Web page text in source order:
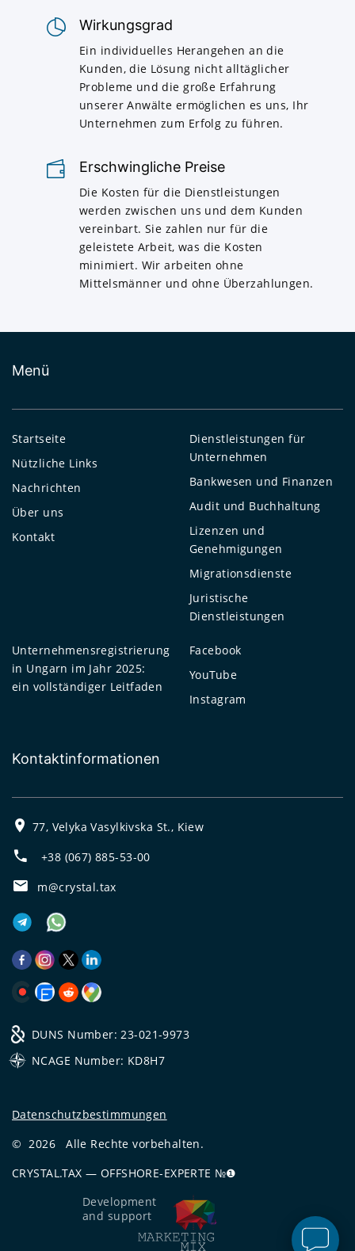
Wirkungsgrad
Ein individuelles Herangehen an die
Kunden, die Lösung nicht alltäglicher
Probleme und die große Erfahrung
unserer Anwälte ermöglichen es uns, Ihr
Unternehmen zum Erfolg zu führen.
Erschwingliche Preise
Die Kosten für die Dienstleistungen
werden zwischen uns und dem Kunden
vereinbart. Sie zahlen nur für die
geleistete Arbeit, was die Kosten
minimiert. Wir arbeiten ohne
Mittelsmänner und ohne Überzahlungen.
Menü
Startseite
Nützliche Links
Nachrichten
Über uns
Kontakt
Dienstleistungen für
Unternehmen
Bankwesen und Finanzen
Audit und Buchhaltung
Lizenzen und
Genehmigungen
Migrationsdienste
Juristische
Dienstleistungen
Unternehmensregistrierung
in Ungarn im Jahr 2025:
ein vollständiger Leitfaden
Facebook
YouTube
Instagram
Kontaktinformationen
77, Velyka Vasylkivska St., Kiew
+38 (067) 885-53-00
m@crystal.tax
DUNS Number: 23-021-9973
NCAGE Number: KD8H7
Datenschutzbestimmungen
© 2026
Alle Rechte vorbehalten.
CRYSTAL.TAX — OFFSHORE-EXPERTE №❶
Development
and support